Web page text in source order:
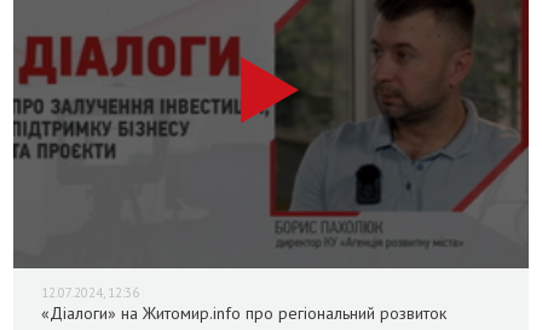
12.07.2024, 12:36
«Діалоги» на Житомир.info про регіональний розвиток